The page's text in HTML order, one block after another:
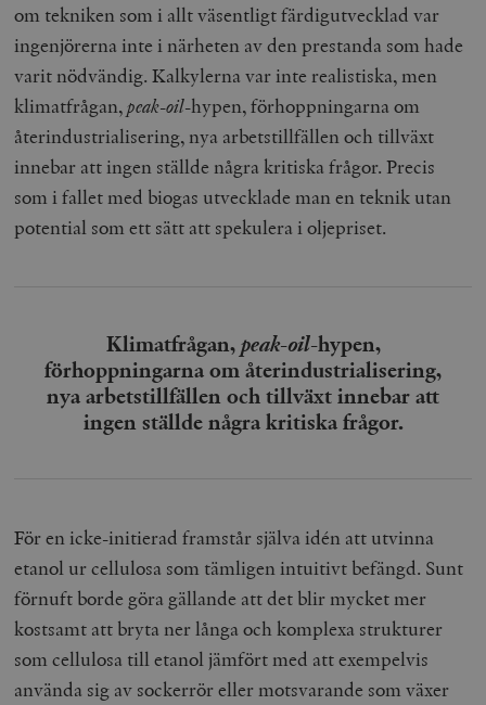
om tekniken som i allt väsentligt färdigutvecklad var
ingenjörerna inte i närheten av den prestanda som hade
varit nödvändig. Kalkylerna var inte realistiska, men
klimatfrågan,peak-oil-hypen, förhoppningarna om
återindustrialisering, nya arbetstillfällen och tillväxt
innebar att ingen ställde några kritiska frågor. Precis
som i fallet med biogas utvecklade man en teknik utan
potential som ett sätt att spekulera i oljepriset.
Klimatfrågan,peak-oil-hypen,
förhoppningarna om återindustrialisering,
nya arbetstillfällen och tillväxt innebar att
ingen ställde några kritiska frågor.
För en icke-initierad framstår själva idén att utvinna
etanol ur cellulosa som tämligen intuitivt befängd. Sunt
förnuft borde göra gällande att det blir mycket mer
kostsamt att bryta ner långa och komplexa strukturer
som cellulosa till etanol jämfört med att exempelvis
använda sig av sockerrör eller motsvarande som växer